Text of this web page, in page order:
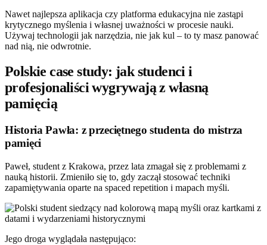
Nawet najlepsza aplikacja czy platforma edukacyjna nie zastąpi
krytycznego myślenia i własnej uważności w procesie nauki.
Używaj technologii jak narzędzia, nie jak kul – to ty masz panować
nad nią, nie odwrotnie.
Polskie case study: jak studenci i
profesjonaliści wygrywają z własną
pamięcią
Historia Pawła: z przeciętnego studenta do mistrza
pamięci
Paweł, student z Krakowa, przez lata zmagał się z problemami z
nauką historii. Zmieniło się to, gdy zaczął stosować techniki
zapamiętywania oparte na spaced repetition i mapach myśli.
Jego droga wyglądała następująco: